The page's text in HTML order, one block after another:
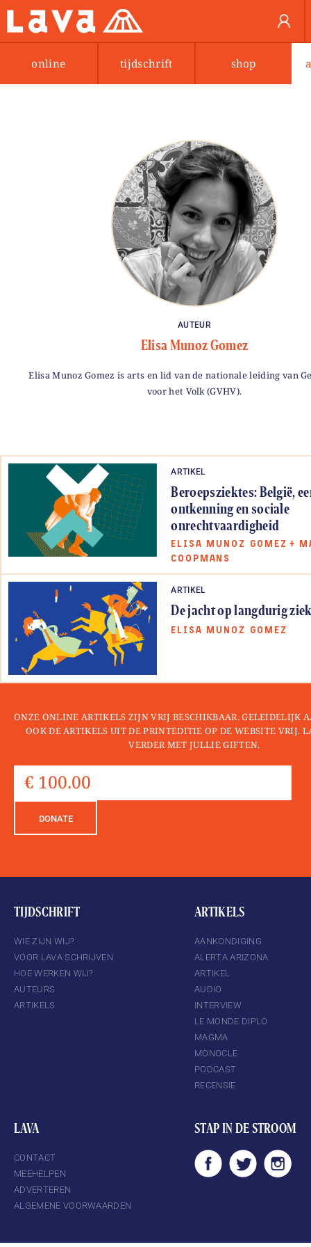
online tijdschrift shop
AUTEUR
Elisa Munoz Gomez
Elisa Munoz Gomez is arts en lid van de nationale leiding van
voor het Volk (GVHV).
ARTIKEL
Beroepsziektes: België,
ontkenning en sociale
onrechtvaardigheid
ELISA MUNOZ GOMEZ +
COOPMANS
ARTIKEL
De jacht op langdurig
ELISA MUNOZ GOMEZ
ONZE ONLINE ARTIKELS ZIJN VRIJ BESCHIKBAAR. GELEIDELIJK
OOK DE ARTIKELS UIT DE PRINTEDITIE OP DE WEBSITE VRIJ.
VERDER MET JULLIE GIFTEN.
DONATE
TIJDSCHRIFT
WIE ZIJN WIJ?
VOOR LAVA SCHRIJVEN
HOE WERKEN WIJ?
AUTEURS
ARTIKELS
ARTIKELS
AANKONDIGING
ALERTA ARIZONA
ARTIKEL
AUDIO
INTERVIEW
LE MONDE DIPLO
MAGMA
MONOCLE
PODCAST
RECENSIE
LAVA
CONTACT
MEEHELPEN
ADVERTEREN
ALGEMENE VOORWAARDEN
STAP IN DE STROOM